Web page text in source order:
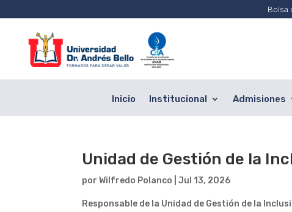
Bolsa
Inicio Institucional Admisiones
Unidad de Gestión de la
porWilfredo Polanco |Jul 13, 2026
Responsable de la Unidad de Gestión de la